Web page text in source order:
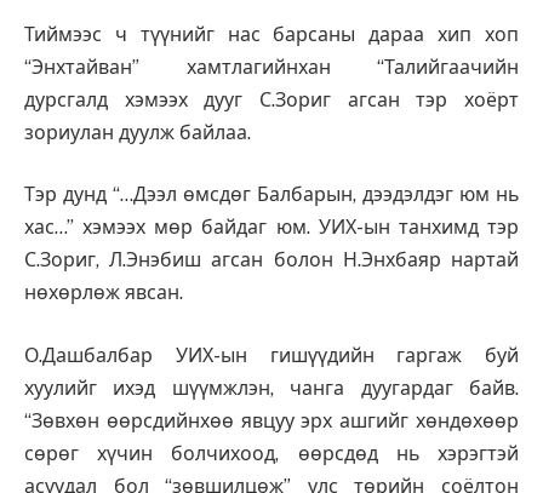
Тиймээс ч түүнийг нас барсаны дараа хип хоп
“Энхтайван” хамтлагийнхан “Талийгаачийн
дурсгалд хэмээх дууг С.Зориг агсан тэр хоёрт
зориулан дуулж байлаа.
Тэр дунд “…Дээл өмсдөг Балбарын, дээдэлдэг юм нь
хас…” хэмээх мөр байдаг юм. УИХ-ын танхимд тэр
С.Зориг, Л.Энэбиш агсан болон Н.Энхбаяр нартай
нөхөрлөж явсан.
О.Дашбалбар УИХ-ын гишүүдийн гаргаж буй
хуулийг ихэд шүүмжлэн, чанга дуугардаг байв.
“Зөвхөн өөрсдийнхөө явцуу эрх ашгийг хөндөхөөр
сөрөг хүчин болчихоод, өөрсдөд нь хэрэгтэй
асуудал бол “зөвшилцөж” улс төрийн соёлтон